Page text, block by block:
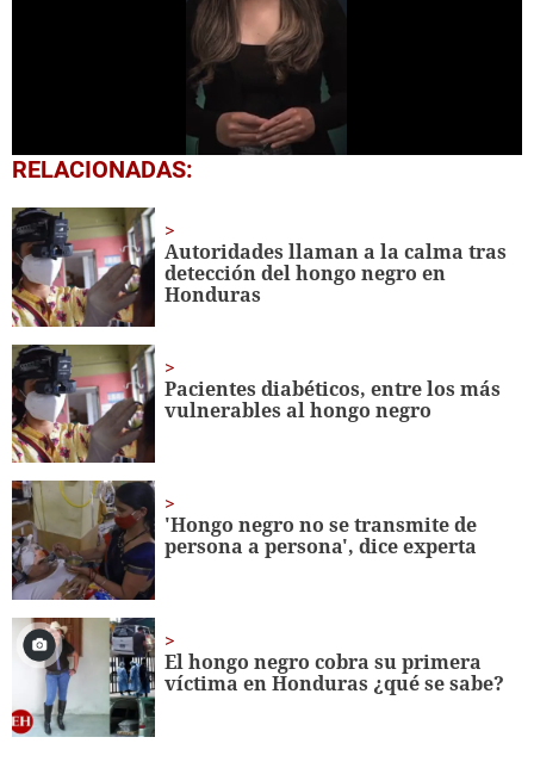
0
seconds
1
minute,
0
RELACIONADAS:
Autoridades llaman a la calma tras
detección del hongo negro en
Honduras
Pacientes diabéticos, entre los más
vulnerables al hongo negro
'Hongo negro no se transmite de
persona a persona', dice experta
El hongo negro cobra su primera
víctima en Honduras ¿qué se sabe?